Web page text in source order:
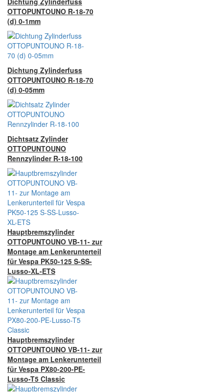
OTTOPUNTOUNO R-18-70
(d) 0-1mm
Dichtung Zylinderfuss
OTTOPUNTOUNO R-18-70
(d) 0-05mm
Dichtsatz Zylinder
OTTOPUNTOUNO
Rennzylinder R-18-100
Hauptbremszylinder
OTTOPUNTOUNO VB-11- zur
Montage am Lenkerunterteil
für Vespa PK50-125 S-SS-
Lusso-XL-ETS
Hauptbremszylinder
OTTOPUNTOUNO VB-11- zur
Montage am Lenkerunterteil
für Vespa PX80-200-PE-
Lusso-T5 Classic